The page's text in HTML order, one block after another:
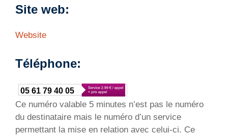
Site web:
Website
Téléphone:
05 61 79 40 05
Ce numéro valable 5 minutes n’est pas le numéro
du destinataire mais le numéro d’un service
permettant la mise en relation avec celui-ci. Ce